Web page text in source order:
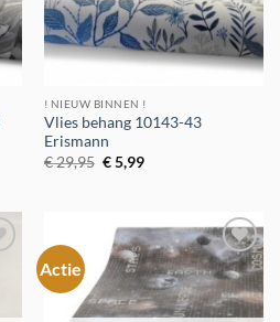
! NIEUW BINNEN !
Vlies behang 10143-43
Erismann
€29,95 Oorspronkelijke
prijs
€5,99Huidige
Actie
Toevoegen
aan
verlanglijst